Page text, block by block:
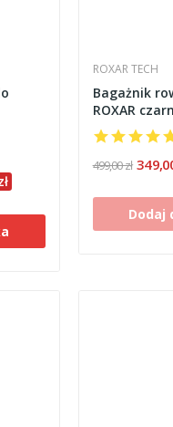
ROXAR TECH
Bagażnik
ROXAR
499,00 zł
Dodaj